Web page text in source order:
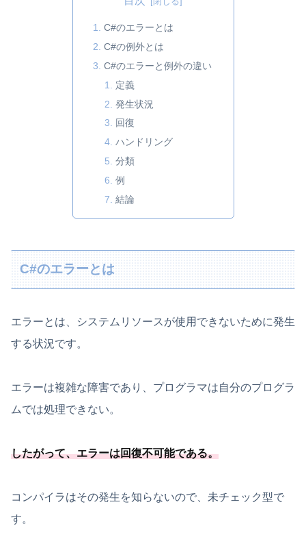
C#のエラーとは
C#の例外とは
C#のエラーと例外の違い
定義
発生状況
回復
ハンドリング
分類
例
結論
C#のエラーとは
エラーとは、システムリソースが使用できないために発生
する状況です。
エラーは複雑な障害であり、プログラマは自分のプログラ
ムでは処理できない。
したがって、エラーは回復不可能である。
コンパイラはその発生を知らないので、未チェック型で
す。